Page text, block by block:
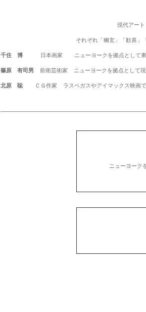
現代アー
それぞれ「幽玄」「歓喜」
千住 博 日本画家 ニューヨークを拠点として東洋
篠原 有司男 前衛芸術家 ニューヨークを拠点として現
北原 聡 ＣＧ作家 ラスベガスやアイマックス映画で
ニューヨーク